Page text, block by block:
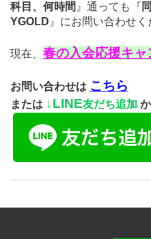
科目、何時間 』通っても『
YGOLD 』にお問い合わせく
現在、 春の入会応援キャ
お問い合わせは こちら
または ↓LINE友だち追加